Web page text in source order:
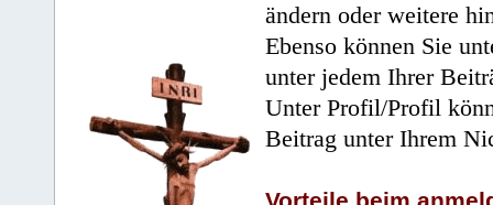
ändern oder weitere
Ebenso können Sie
unter jedem Ihrer
Unter Profil/Profil
Beitrag unter Ihrem